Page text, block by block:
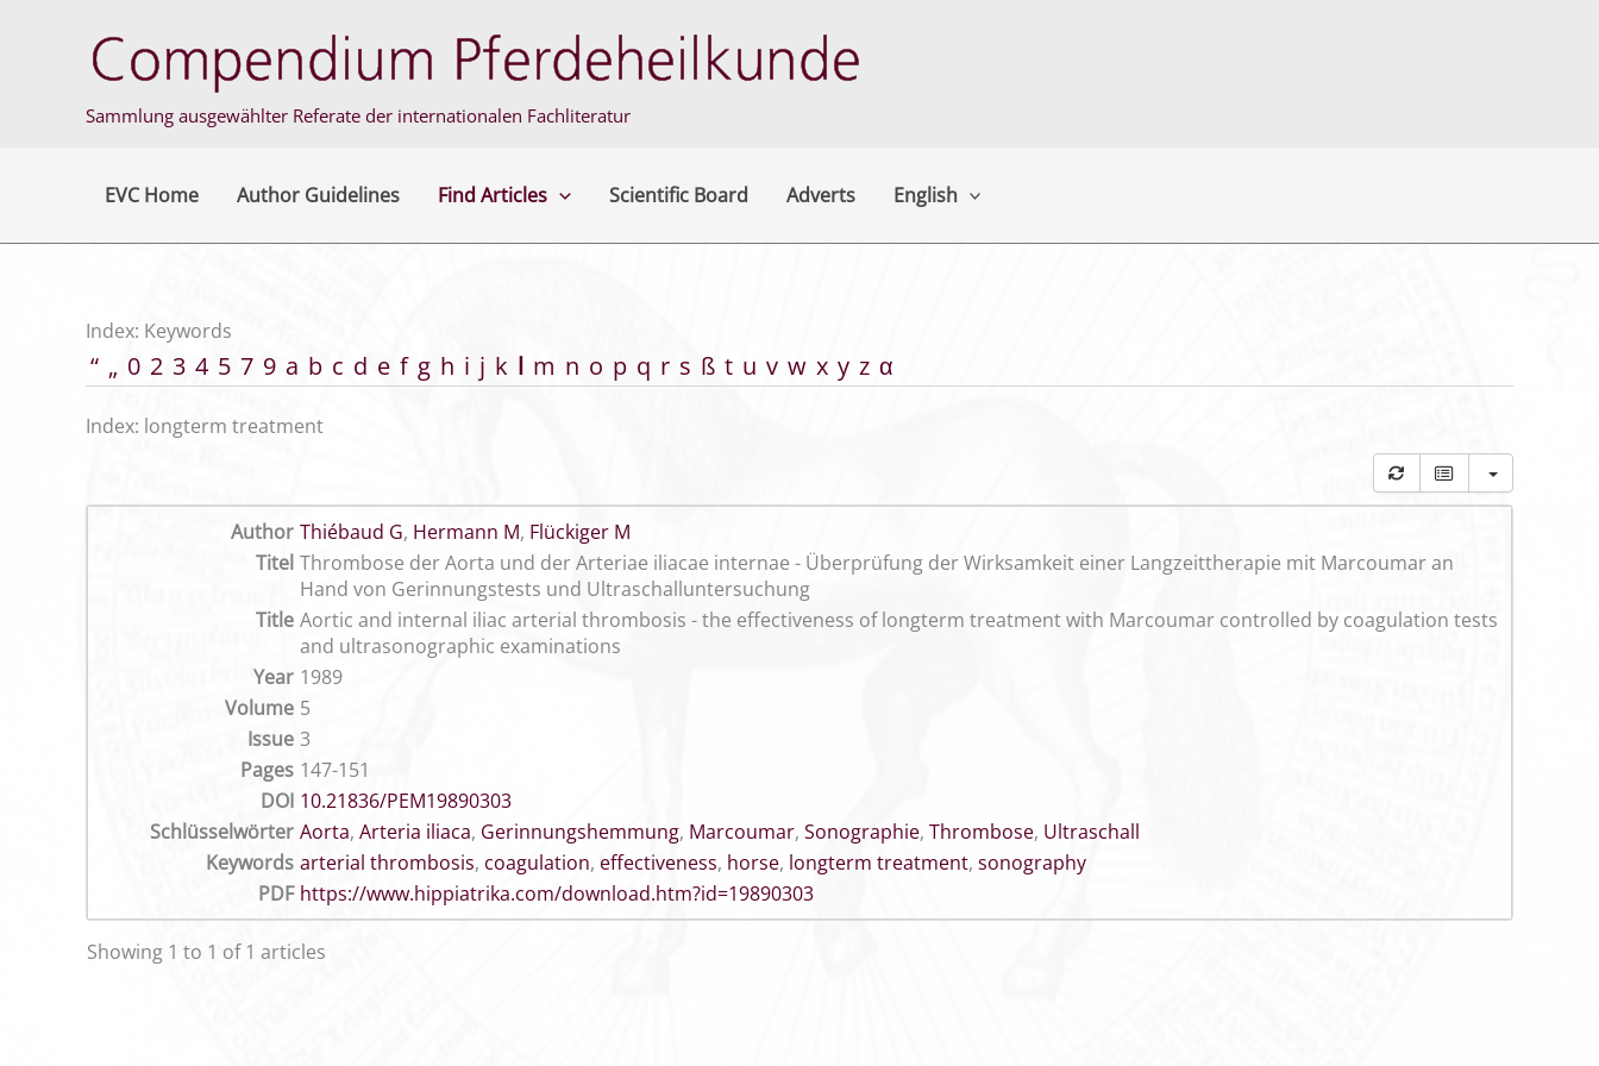
Sammlung ausgewählter Referate der internationalen Fachliteratur
EVC Home Author Guidelines Find Articles Scientific Board Adverts English
Index: Keywords
“ „ 0 2 3 4 5 7 9 a b c d e f g h i j k l m n o p q r s ß t u v w x y z α
Index: longterm treatment
Author Thiébaud G, Hermann M, Flückiger M
Titel Thrombose der Aorta und der Arteriae iliacae internae - Überprüfung der Wirksamkeit einer Langzeittherapie mit Marcoumar an
Hand von Gerinnungstests und Ultraschalluntersuchung
Title Aortic and internal iliac arterial thrombosis - the effectiveness of longterm treatment with Marcoumar controlled by coagulation tests
and ultrasonographic examinations
Year 1989
Volume 5
Issue 3
Pages 147-151
DOI 10.21836/PEM19890303
Schlüsselwörter Aorta, Arteria iliaca, Gerinnungshemmung, Marcoumar, Sonographie, Thrombose, Ultraschall
Keywords arterial thrombosis, coagulation, effectiveness, horse, longterm treatment, sonography
PDF https://www.hippiatrika.com/download.htm?id=19890303
Showing 1 to 1 of 1 articles